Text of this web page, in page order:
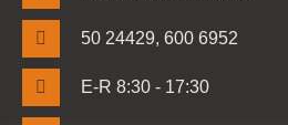
50 24429, 600 6952
E-R 8:30 - 17:30